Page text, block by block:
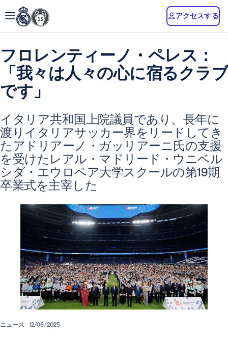
アクセスする
フロレンティーノ・ペレス：
「我々は人々の心に宿るクラブ
です」
イタリア共和国上院議員であり、長年に
渡りイタリアサッカー界をリードしてき
たアドリアーノ・ガッリアーニ氏の支援
を受けたレアル・マドリード・ウニベル
シダ・エウロペア大学スクールの第19期
卒業式を主宰した
ニュース 12/06/2025